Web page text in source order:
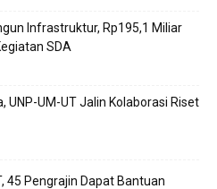
Infrastruktur, Rp195,1 Miliar
SDA
UNP-UM-UT Jalin Kolaborasi Riset
45 Pengrajin Dapat Bantuan